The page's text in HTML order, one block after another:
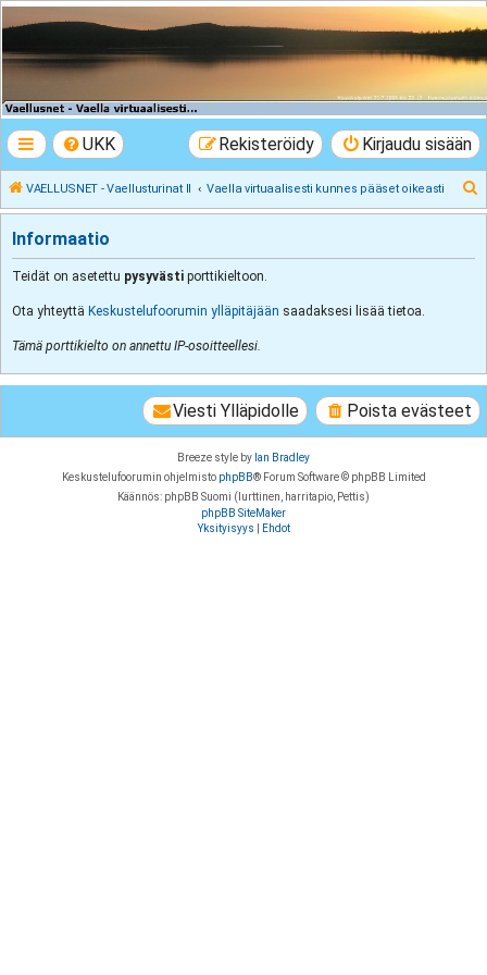
VAELLUSNET -
Vaellusturinat II
UKK Kirjaudu sisään
Rekisteröidy
VAELLUSNET - Vaellusturinat II Vaella virtuaalisesti kunnes pääset oikeasti
t
Informaatio
Teidät on asetettu pysyvästi porttikieltoon.
Ota yhteyttä Keskustelufoorumin ylläpitäjään saadaksesi lisää tietoa.
Tämä porttikielto on annettu IP-osoitteellesi.
Poista evästeet
Viesti Ylläpidolle
Breeze style by Ian Bradley
Keskustelufoorumin ohjelmisto phpBB® Forum Software © phpBB Limited
Käännös: phpBB Suomi (lurttinen, harritapio, Pettis)
phpBB SiteMaker
Yksityisyys
Ehdot